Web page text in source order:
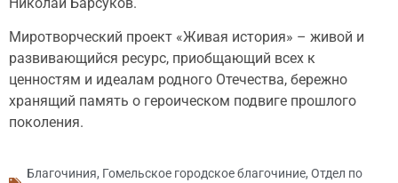
Миротворческий проект «Живая история» – живой и
развивающийся ресурс, приобщающий всех к
ценностям и идеалам родного Отечества, бережно
хранящий память о героическом подвиге прошлого
поколения.
Благочиния, Гомельское городское благочиние, Отдел по